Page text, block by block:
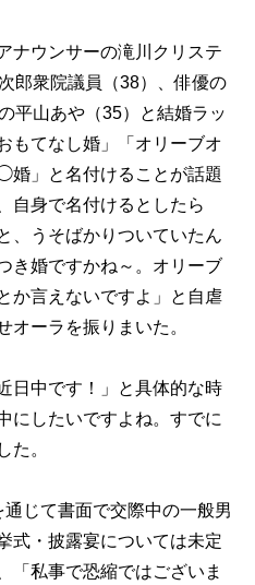
ナウンサーの滝川クリステ
郎衆院議員（38）、俳優の
平山あや（35）と結婚ラッ
もてなし婚」「オリーブオ
」と名付けることが話題
自身で名付けるとしたら
、うそばかりついていたん
き婚ですかね～。オリーブ
か言えないですよ」と自虐
オーラを振りまいた。
日中です！」と具体的な時
にしたいですよね。すでに
た。
じて書面で交際中の一般男
式・披露宴については未定
「私事で恐縮ではございま